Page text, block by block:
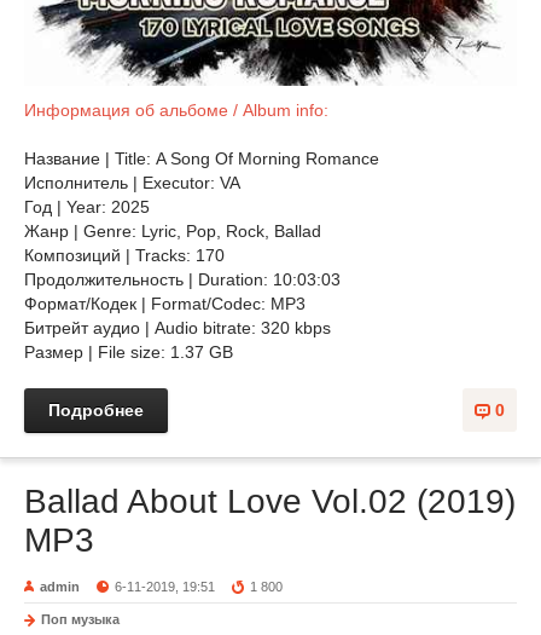
Информация об альбоме / Album info:
Название | Title: A Song Of Morning Romance
Исполнитель | Executor: VA
Год | Year: 2025
Жанр | Genre: Lyric, Pop, Rock, Ballad
Композиций | Tracks: 170
Продолжительность | Duration: 10:03:03
Формат/Кодек | Format/Codec: MP3
Битрейт аудио | Audio bitrate: 320 kbps
Размер | File size: 1.37 GB
0
Подробнее
Ballad About Love Vol.02 (2019)
MP3
admin 6-11-2019, 19:51 1 800
Поп музыка